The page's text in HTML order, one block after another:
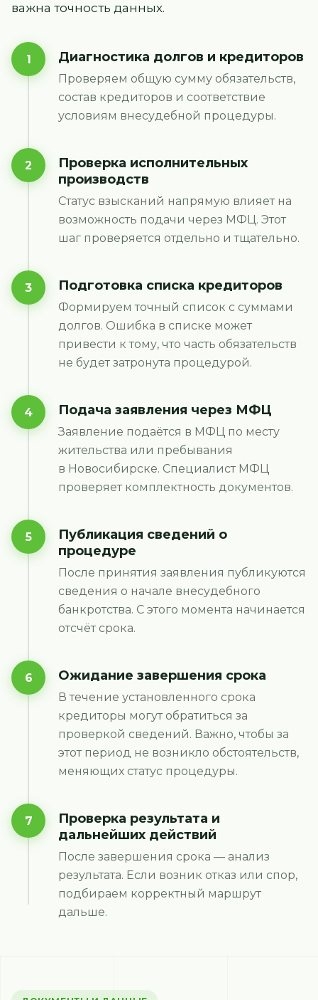
важна точность данных.
1 Диагностика долгов и кредиторов
Проверяем общую сумму обязательств,
состав кредиторов и соответствие
условиям внесудебной процедуры.
2
Проверка исполнительных
производств
Статус взысканий напрямую влияет на
возможность подачи через МФЦ. Этот
шаг проверяется отдельно и тщательно.
3 Подготовка списка кредиторов
Формируем точный список с суммами
долгов. Ошибка в списке может
привести к тому, что часть обязательств
не будет затронута процедурой.
4 Подача заявления через МФЦ
Заявление подаётся в МФЦ по месту
жительства или пребывания
в Новосибирске. Специалист МФЦ
проверяет комплектность документов.
5
Публикация сведений о
процедуре
После принятия заявления публикуются
сведения о начале внесудебного
банкротства. С этого момента начинается
отсчёт срока.
6 Ожидание завершения срока
В течение установленного срока
кредиторы могут обратиться за
проверкой сведений. Важно, чтобы за
этот период не возникло обстоятельств,
меняющих статус процедуры.
7
Проверка результата и
дальнейших действий
После завершения срока — анализ
результата. Если возник отказ или спор,
подбираем корректный маршрут
дальше.